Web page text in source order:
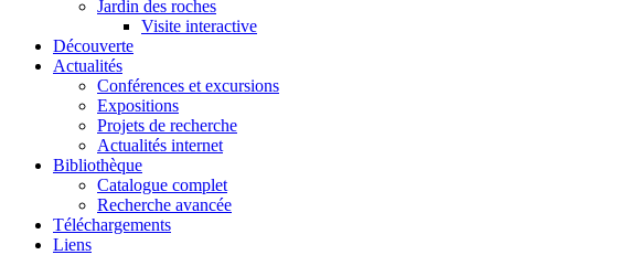
Jardin des roches
Visite interactive
Découverte
Actualités
Conférences et excursions
Expositions
Projets de recherche
Actualités internet
Bibliothèque
Catalogue complet
Recherche avancée
Téléchargements
Liens